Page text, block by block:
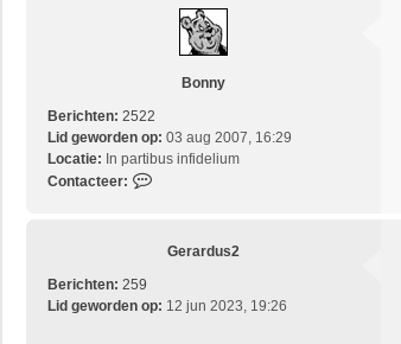
Bonny
Berichten: 2522
Lid geworden op: 03 aug 2007, 16:29
Locatie: In partibus infidelium
Contacteer:
t
Gerardus2
Berichten: 259
Lid geworden op: 12 jun 2023, 19:26